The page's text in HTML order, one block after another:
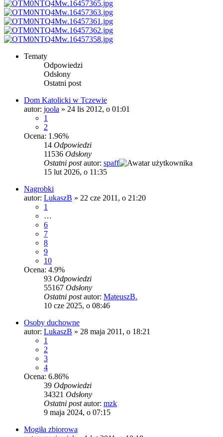
Tematy
Odpowiedzi
Odsłony
Ostatni post
Dom Katolicki w Tczewie
autor: joola » 24 lis 2012, o 01:01
1
2
Ocena: 1.96%
14 Odpowiedzi
11536 Odsłony
Ostatni postautor: spaff
15 lut 2026, o 11:35
Nagrobki
autor: LukaszB » 22 cze 2011, o 21:20
1
…
6
7
8
9
10
Ocena: 4.9%
93 Odpowiedzi
55167 Odsłony
Ostatni postautor: MateuszB.
10 cze 2025, o 08:46
Osoby duchowne
autor: LukaszB » 28 maja 2011, o 18:21
1
2
3
4
Ocena: 6.86%
39 Odpowiedzi
34321 Odsłony
Ostatni postautor: mzk
9 maja 2024, o 07:15
Mogiła zbiorowa